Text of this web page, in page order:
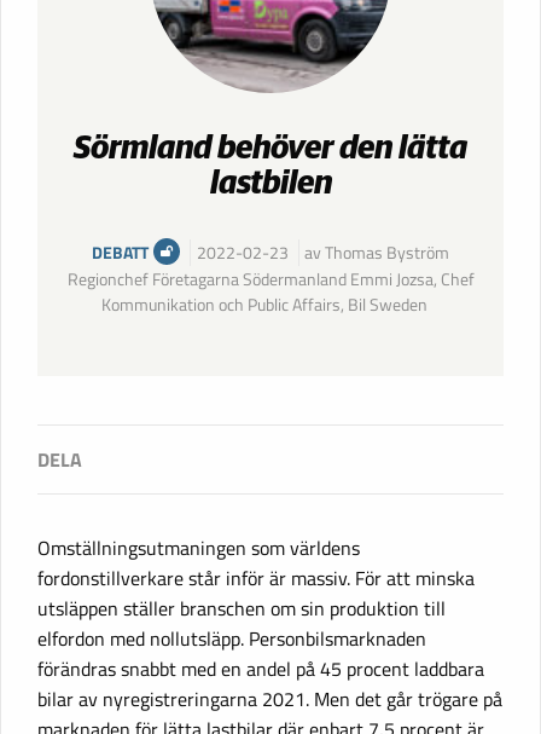
Sörmland behöver den lätta
lastbilen
DEBATT 2022-02-23
av Thomas Byström
Regionchef Företagarna Södermanland Emmi Jozsa, Chef
Kommunikation och Public Affairs, Bil Sweden
Omställningsutmaningen som världens
fordonstillverkare står inför är massiv. För att minska
utsläppen ställer branschen om sin produktion till
elfordon med nollutsläpp. Personbilsmarknaden
förändras snabbt med en andel på 45 procent laddbara
bilar av nyregistreringarna 2021. Men det går trögare på